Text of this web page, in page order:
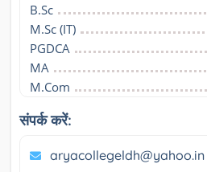
B.Sc
M.Sc (IT)
PGDCA
MA
M.Com
संपर्क करें:
aryacollegeldh@yahoo.in